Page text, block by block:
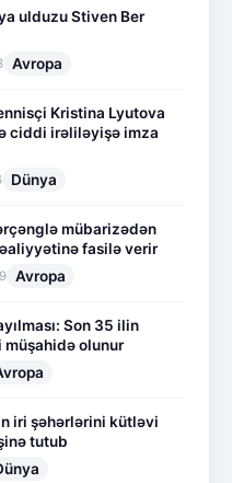
ulduzu Stiven Ber
Avropa
Kristina Lyutova
ciddi irəliləyişə imza
Dünya
mübarizədən
fasilə verir
Avropa
Son 35 ilin
olunur
iri şəhərlərini kütləvi
tutub